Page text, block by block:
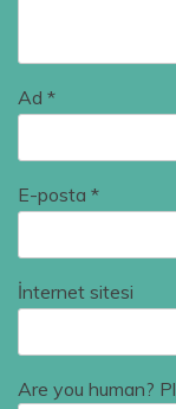
Ad *
E-posta *
İnternet sitesi
Are you human?